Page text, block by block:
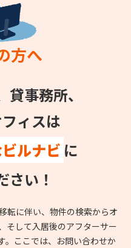
方へ
事務所、
ィスは
ルナビ に
さい！
転に伴い、物件の検索からオ
そして入居後のアフターサー
。ここでは、お問い合わせか